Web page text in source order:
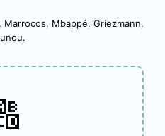
Marrocos, Mbappé, Griezmann,